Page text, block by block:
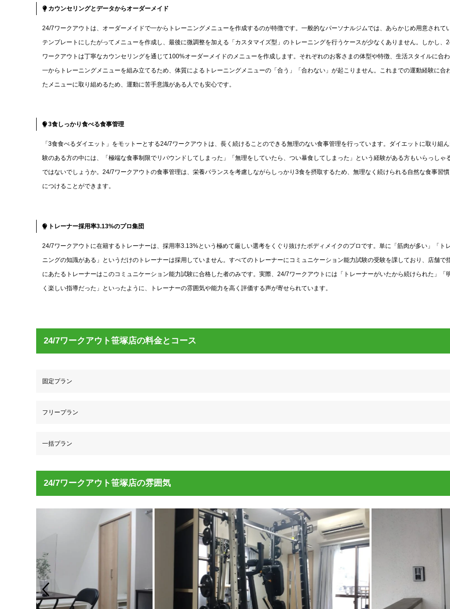
カウンセリングとデータからオーダーメイド
24/7ワークアウトは、オーダーメイドで一からトレーニングメニューを作成するのが特徴です。一般的なパーソナルジムでは、あらかじめ用意されて
テンプレートにしたがってメニューを作成し、最後に微調整を加える「カスタマイズ型」のトレーニングを行うケースが少なくありません。しかし、
ワークアウトは丁寧なカウンセリングを通じて100%オーダーメイドのメニューを作成します。それぞれのお客さまの体型や特徴、生活スタイルに合
一からトレーニングメニューを組み立てるため、体質によるトレーニングメニューの「合う」「合わない」が起こりません。これまでの運動経験に合
たメニューに取り組めるため、運動に苦手意識がある人でも安心です。
3食しっかり食べる食事管理
「3食食べるダイエット」をモットーとする24/7ワークアウトは、長く続けることのできる無理のない食事管理を行っています。ダイエットに取り組
験のある方の中には、「極端な食事制限でリバウンドしてしまった」「無理をしていたら、つい暴食してしまった」という経験がある方もいらっしゃ
ではないでしょうか。24/7ワークアウトの食事管理は、栄養バランスを考慮しながらしっかり3食を摂取するため、無理なく続けられる自然な食事習
につけることができます。
トレーナー採用率3.13%のプロ集団
24/7ワークアウトに在籍するトレーナーは、採用率3.13%という極めて厳しい選考をくぐり抜けたボディメイクのプロです。単に「筋肉が多い」「ト
ニングの知識がある」というだけのトレーナーは採用していません。すべてのトレーナーにコミュニケーション能力試験の受験を課しており、店舗で
にあたるトレーナーはこのコミュニケーション能力試験に合格した者のみです。実際、24/7ワークアウトには「トレーナーがいたから続けられた」「
く楽しい指導だった」といったように、トレーナーの雰囲気や能力を高く評価する声が寄せられています。
24/7ワークアウト笹塚店の料金とコース
固定プラン
フリープラン
一括プラン
24/7ワークアウト笹塚店の雰囲気